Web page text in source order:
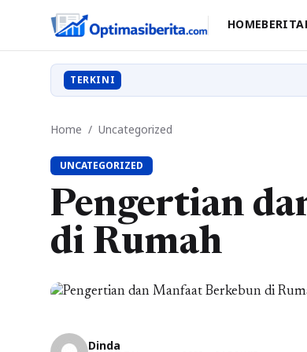
HOMEBERITA
TERKINI
Home / Uncategorized
UNCATEGORIZED
Pengertian
di Rumah
Dinda